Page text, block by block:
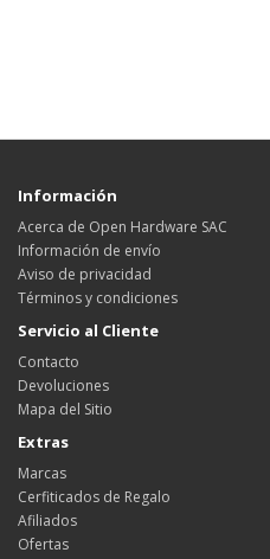
Información
Acerca de Open Hardware SAC
Información de envío
Aviso de privacidad
Términos y condiciones
Servicio al Cliente
Contacto
Devoluciones
Mapa del Sitio
Extras
Marcas
Cerfiticados de Regalo
Afiliados
Ofertas